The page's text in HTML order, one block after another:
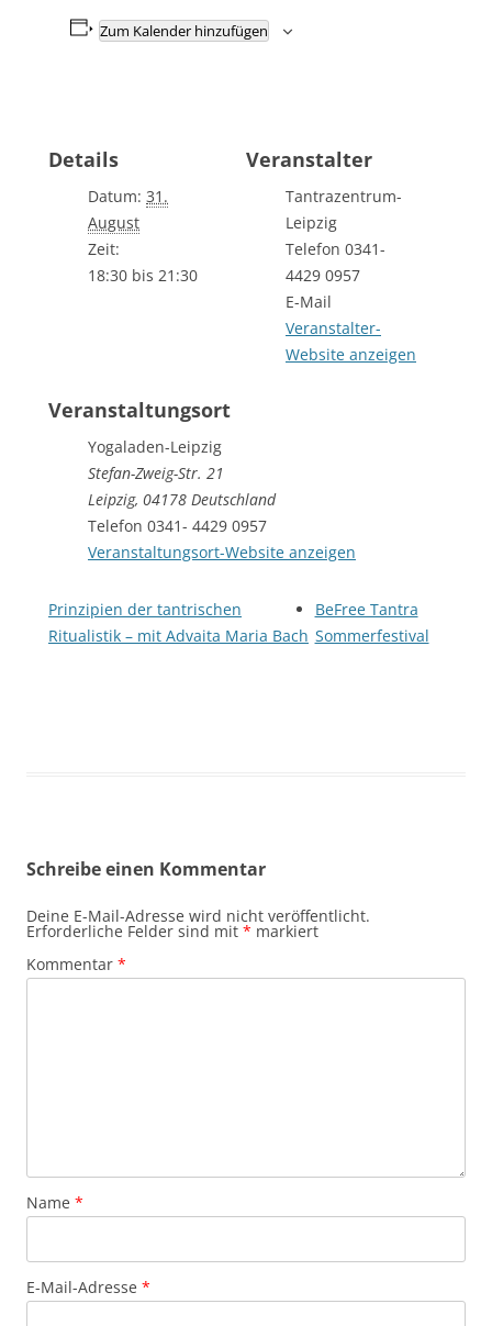
Zum Kalender hinzufügen
Details
Datum: 31.
August
Zeit:
18:30 bis 21:30
Veranstaltungsort
Yogaladen-Leipzig
Stefan-Zweig-Str. 21
Leipzig, 04178 Deutschland
Telefon 0341- 4429 0957
Veranstaltungsort-Website anzeigen
Veranstalter
Tantrazentrum-
Leipzig
Telefon 0341-
4429 0957
E-Mail
Veranstalter-
Website anzeigen
Prinzipien der tantrischen
Ritualistik – mit Advaita Maria Bach
BeFree Tantra
Sommerfestival
Schreibe einen Kommentar
Deine E-Mail-Adresse wird nicht veröffentlicht.
Erforderliche Felder sind mit * markiert
Kommentar *
Name *
E-Mail-Adresse *